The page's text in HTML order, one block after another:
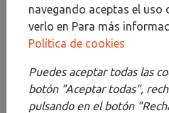
navegando aceptas el uso
verlo en Para más
Política de cookies
Puedes aceptar todas las
botón "Aceptar todas",
pulsando en el botón